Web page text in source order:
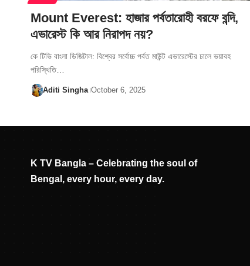
Mount Everest: হাজার পর্বতারোহী বরফে বন্দি,
এভারেস্ট কি আর নিরাপদ নয়?
কে টিভি বাংলা ডিজিটাল: বিশ্বের সর্বোচ্চ পর্বত মাউন্ট এভারেস্টের ঢালে ভয়াবহ
পরিস্থিতি…
Aditi Singha October 6, 2025
K TV Bangla – Celebrating the soul of
Bengal, every hour, every day.